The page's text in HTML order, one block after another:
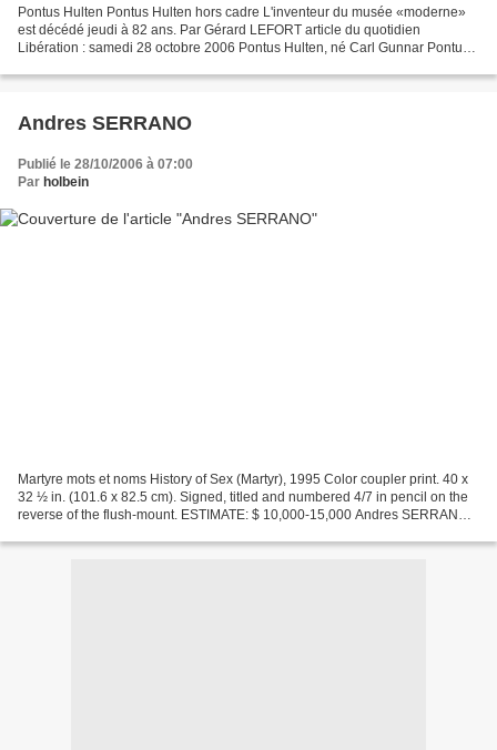
Pontus Hulten Pontus Hulten hors cadre L'inventeur du musée «moderne»
est décédé jeudi à 82 ans. Par Gérard LEFORT article du quotidien
Libération : samedi 28 octobre 2006 Pontus Hulten, né Carl Gunnar Pontus
Andres SERRANO
Publié le 28/10/2006 à 07:00
Par holbein
Martyre mots et noms History of Sex (Martyr), 1995 Color coupler print. 40 x
32 ½ in. (101.6 x 82.5 cm). Signed, titled and numbered 4/7 in pencil on the
reverse of the flush-mount. ESTIMATE: $ 10,000-15,000 Andres SERRANO